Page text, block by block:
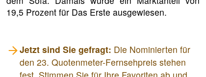
19,5 Prozent für Das Erste ausgewiesen.
Jetzt sind Sie gefragt: Die Nominierten für
den 23. Quotenmeter-Fernsehpreis stehen